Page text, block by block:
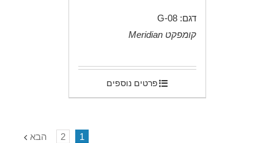
דגם: G-08
קומפקט Meridian
פרטים נוספים
1
2 הבא